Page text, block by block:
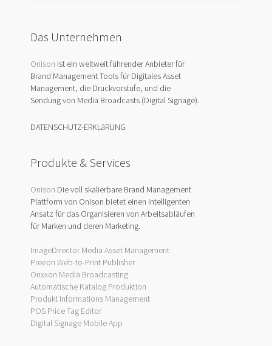
Das Unternehmen
Onison ist ein weltweit führender Anbieter für
Brand Management Tools für Digitales Asset
Management, die Druckvorstufe, und die
Sendung von Media Broadcasts (Digital Signage).
DATENSCHUTZ-ERKLäRUNG
Produkte & Services
Onison Die voll skalierbare Brand Management
Plattform von Onison bietet einen intelligenten
Ansatz für das Organisieren von Arbeitsabläufen
für Marken und deren Marketing.
ImageDirector Media Asset Management
Preeon Web-to-Print Publisher
Onxxon Media Broadcasting
Automatische Katalog Produktion
Produkt Informations Management
POS Price Tag Editor
Digital Signage Mobile App